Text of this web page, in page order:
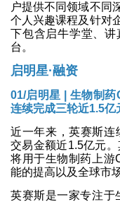
户提供不同领域不同
个人兴趣课程及针对
下包含启牛学堂、
台。
启明星·融资
01/启明星 | 生物制
连续完成三轮近1.5
近一年来，英赛斯连
交易金额近1.5亿元
将用于生物制药上游
能的提高以及全球市
英赛斯是一家专注于